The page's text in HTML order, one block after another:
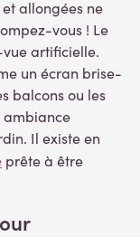
allongées ne
vous ! Le
artificielle.
un écran brise-
balcons ou les
ambiance
Il existe en
prête à être